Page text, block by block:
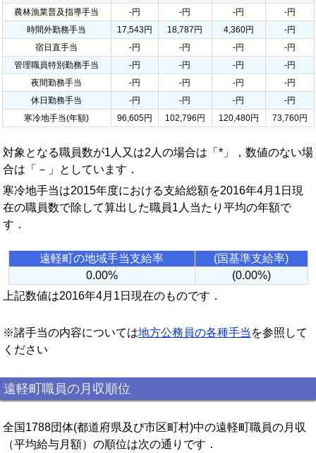
農林漁業普及指導手当
-円 -円 -円
-円
時間外勤務手当
17,543円 18,787円 4,360円
-円
宿日直手当
-円 -円 -円
-円
管理職員特別勤務手当
-円 -円 -円
-円
夜間勤務手当
-円 -円 -円
-円
休日勤務手当
-円 -円 -円
-円
寒冷地手当(年額)
96,605円 102,796円 120,480円 73,760円
対象となる職員数が1人又は2人の場合は「*」，数値のない場
合は「－」としています．
寒冷地手当は2015年度における支給総額を2016年4月1日現
在の職員数で除して算出した職員1人当たり平均の年額で
す．
遠軽町の地域手当支給率
(国基準支給率)
0.00%
(0.00%)
上記数値は2016年4月1日現在のものです．
※諸手当の内容については地方公務員の各種手当 を参照して
ください
遠軽町職員の月収順位
全国1788団体(都道府県及び市区町村)中の遠軽町職員の月収
（平均給与月額）の順位は次の通りです．